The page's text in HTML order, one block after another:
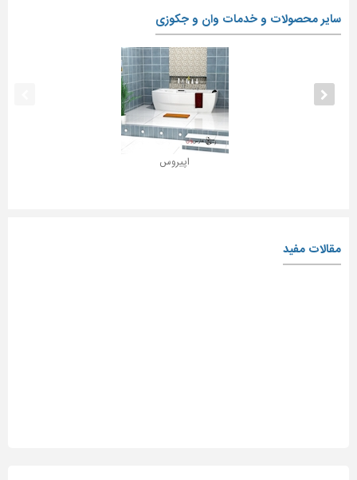
سایر محصولات و خدمات وان و جکوزی
اپیروس
مقالات مفید